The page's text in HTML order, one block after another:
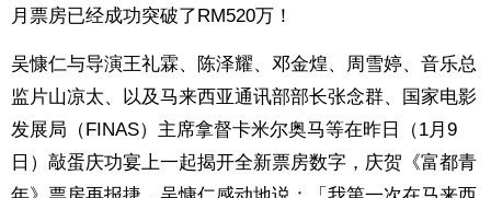
月票房已经成功突破了RM520万！
吴慷仁与导演王礼霖、陈泽耀、邓金煌、周雪婷、音乐总
监片山凉太、以及马来西亚通讯部部长张念群、国家电影
发展局（FINAS）主席拿督卡米尔奥马等在昨日（1月9
日）敲蛋庆功宴上一起揭开全新票房数字，庆贺《富都青